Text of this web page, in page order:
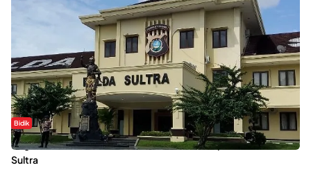
Bidik
Dugaan Kekerasan Seksual di UIN Kendari Dilaporkan ke Polda
Sultra